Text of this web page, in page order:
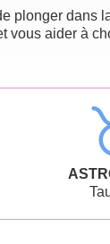
plonger dans
vous aider à